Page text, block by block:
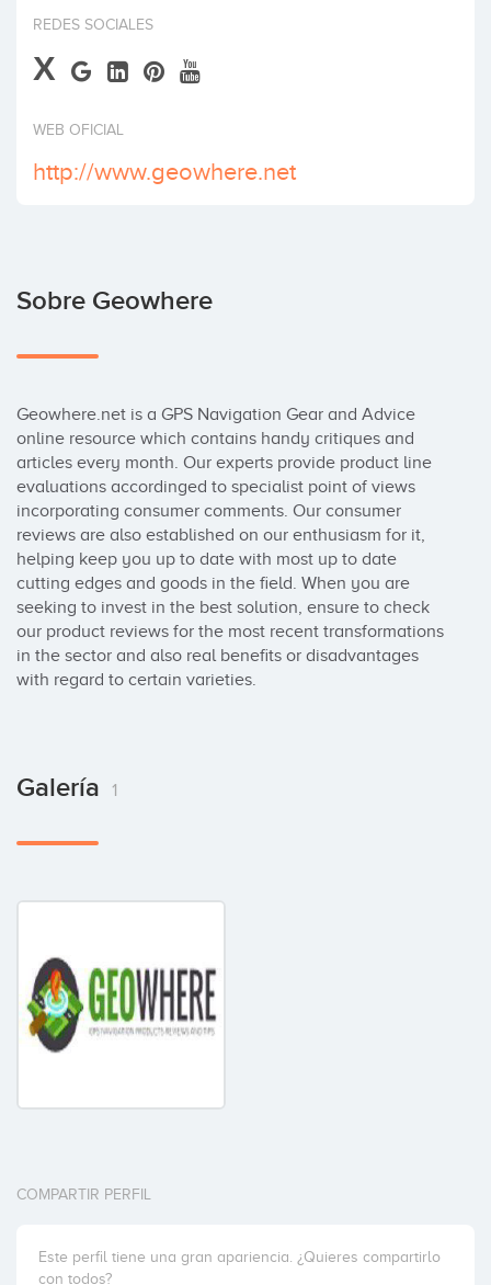
Invertir
REDES SOCIALES
X
WEB OFICIAL
http://www.geowhere.net
Sobre Geowhere
Geowhere.net is a GPS Navigation Gear and Advice
online resource which contains handy critiques and
articles every month. Our experts provide product line
evaluations accordinged to specialist point of views
incorporating consumer comments. Our consumer
reviews are also established on our enthusiasm for it,
helping keep you up to date with most up to date
cutting edges and goods in the field. When you are
seeking to invest in the best solution, ensure to check
our product reviews for the most recent transformations
in the sector and also real benefits or disadvantages
with regard to certain varieties.
Galería 1
COMPARTIR PERFIL
Este perfil tiene una gran apariencia. ¿Quieres compartirlo
con todos?